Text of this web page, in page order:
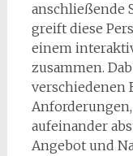
anschließende
greift diese
einem
zusammen.
verschiedenen
aufeinander
Angebot und